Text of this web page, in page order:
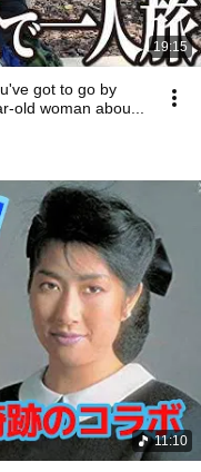
19:15
got to go by
old woman abou...
11:10